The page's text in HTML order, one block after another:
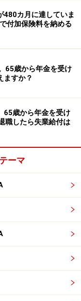
容をご確認くださ
しており、特定の金融
ん。
自身の責任において
配慮しております
れに基づく損失・損害
ん。
関やサービス提供者
8/31まで）を実施
分プレゼント
企画に参加が可能に
480カ月に達していま
付加保険料を納める
65歳から年金を受け
ますか？
65歳から年金を受け
職したら失業給付は
ーマ